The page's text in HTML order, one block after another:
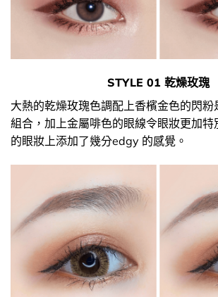
STYLE 01 乾燥玫瑰
大熱的乾燥玫瑰色調配上香檳金色的閃粉
組合，加上金屬啡色的眼線令眼妝更加
的眼妝上添加了幾分edgy 的感覺。